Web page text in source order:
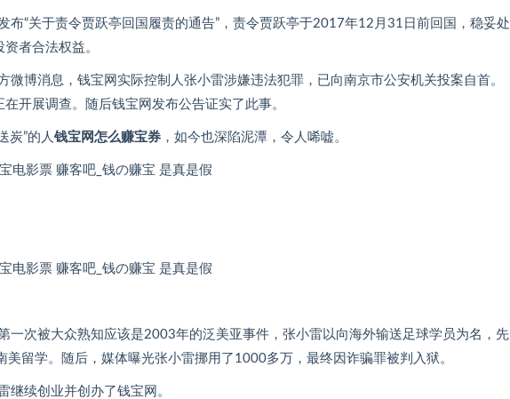
布“关于责令贾跃亭回国履责的通告”，责令贾跃亭于2017年12月31日前回国，稳妥处
者合法权益。
微博消息，钱宝网实际控制人张小雷涉嫌违法犯罪，已向南京市公安机关投案自首。
开展调查。随后钱宝网发布公告证实了此事。
炭”的人 钱宝网怎么赚宝券 ，如今也深陷泥潭，令人唏嘘。
一次被大众熟知应该是2003年的泛美亚事件，张小雷以向海外输送足球学员为名，先
美留学。随后，媒体曝光张小雷挪用了1000多万，最终因诈骗罪被判入狱。
继续创业并创办了钱宝网。